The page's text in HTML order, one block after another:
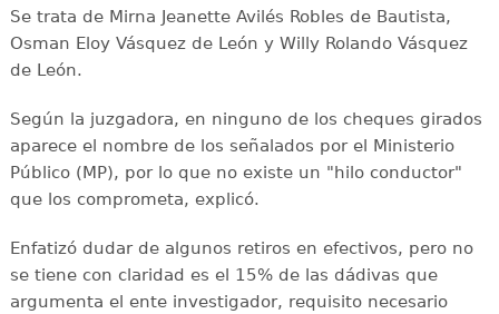
Se trata de Mirna Jeanette Avilés Robles de Bautista,
Osman Eloy Vásquez de León y Willy Rolando Vásquez
de León.
Según la juzgadora, en ninguno de los cheques girados
aparece el nombre de los señalados por el Ministerio
Público (MP), por lo que no existe un "hilo conductor"
que los comprometa, explicó.
Enfatizó dudar de algunos retiros en efectivos, pero no
se tiene con claridad es el 15% de las dádivas que
argumenta el ente investigador, requisito necesario